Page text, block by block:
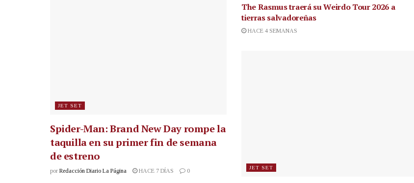
JET SET
Spider-Man: Brand New Day rompe la
taquilla en su primer fin de semana
de estreno
por Redacción Diario La Página HACE 7 DÍAS 0
The Rasmus traerá su Weirdo Tour 2026 a
tierras salvadoreñas
HACE 4 SEMANAS
JET SET